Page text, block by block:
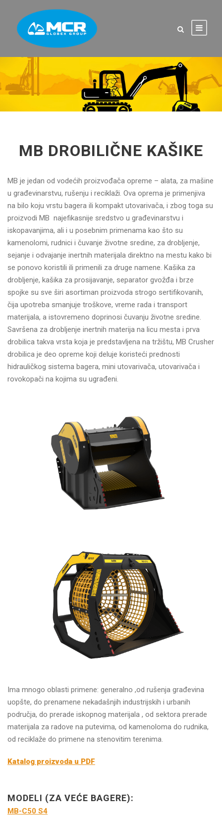
MB DROBILIČNE KAŠIKE
MB je jedan od vodećih proizvođača opreme – alata, za mašine
u građevinarstvu, rušenju i reciklaži. Ova oprema je primenjiva
na bilo koju vrstu bagera ili kompakt utovarivača, i zbog toga su
proizvodi MB najefikasnije sredstvo u građevinarstvu i
iskopavanjima, ali i u posebnim primenama kao što su
kamenolomi, rudnici i čuvanje životne sredine, za drobljenje,
sejanje i odvajanje inertnih materijala direktno na mestu kako bi
se ponovo koristili ili primenili za druge namene. Kašika za
drobljenje, kašika za prosijavanje, separator gvožđa i brze
spojke su sve širi asortiman proizvoda strogo sertifikovanih,
čija upotreba smanjuje troškove, vreme rada i transport
materijala, a istovremeno doprinosi čuvanju životne sredine.
Savršena za drobljenje inertnih materija na licu mesta i prva
drobilica takva vrsta koja je predstavljena na tržištu, MB Crusher
drobilica je deo opreme koji deluje koristeći prednosti
hidrauličkog sistema bagera, mini utovarivača, utovarivača i
rovokopači na kojima su ugrađeni.
Ima mnogo oblasti primene: generalno ,od rušenja građevina
uopšte, do prenamene nekadašnjih industrijskih i urbanih
područja, do prerade iskopnog materijala , od sektora prerade
materijala za radove na putevima, od kamenoloma do rudnika,
od reciklaže do primene na stenovitim terenima.
Katalog proizvoda u PDF
MODELI (ZA VEĆE BAGERE):
MB-C50 S4